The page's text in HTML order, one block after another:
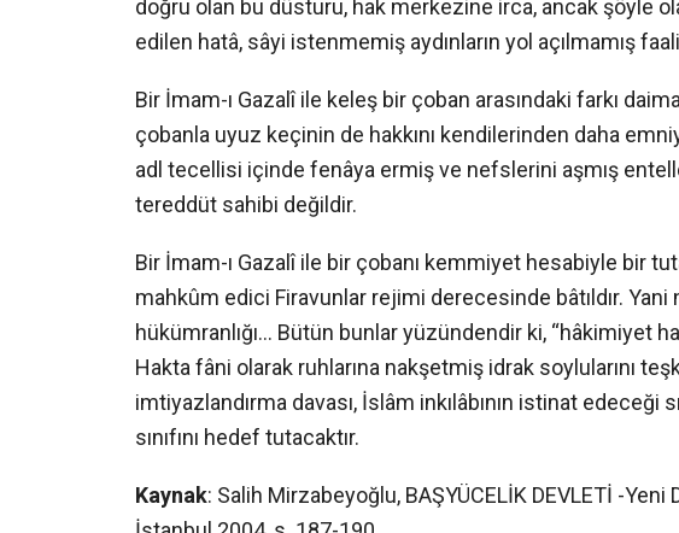
doğru olan bu düsturu, hak merkezine irca, ancak şöyle
edilen hatâ, sâyi istenmemiş aydınların yol açılmamış
Bir İmam-ı Gazalî ile keleş bir çoban arasındaki farkı
çobanla uyuz keçinin de hakkını kendilerinden daha
adl tecellisi içinde fenâya ermiş ve nefslerini aşmış
tereddüt sahibi değildir.
Bir İmam-ı Gazalî ile bir çobanı kemmiyet hesabiyle bir
mahkûm edici Firavunlar rejimi derecesinde bâtıldır. Yani
hükümranlığı… Bütün bunlar yüzündendir ki, “hâkimiyet
Hakta fâni olarak ruhlarına nakşetmiş idrak soylularını
imtiyazlandırma davası, İslâm inkılâbının istinat edeceği
sınıfını hedef tutacaktır.
Kaynak: Salih Mirzabeyoğlu, BAŞYÜCELİK DEVLETİ -Yeni